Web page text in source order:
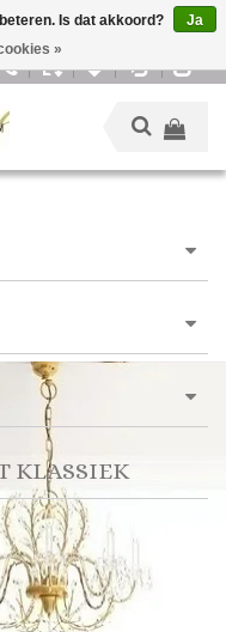
KLASSIEK
Is dat akkoord?
Ja
»